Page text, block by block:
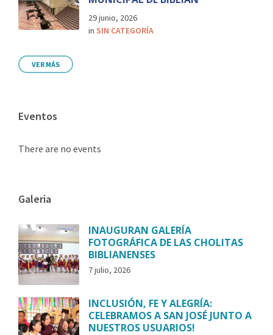
29 junio, 2026
in SIN CATEGORÍA
VER MÁS
Eventos
There are no events
Galeria
INAUGURAN GALERÍA
FOTOGRÁFICA DE LAS CHOLITAS
BIBLIANENSES
7 julio, 2026
INCLUSIÓN, FE Y ALEGRÍA:
CELEBRAMOS A SAN JOSÉ JUNTO A
NUESTROS USUARIOS!